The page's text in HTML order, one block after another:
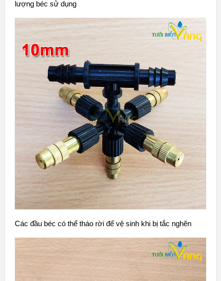
lượng béc sử dụng
Các đầu béc có thể tháo rời để vệ sinh khi bị tắc nghẽn